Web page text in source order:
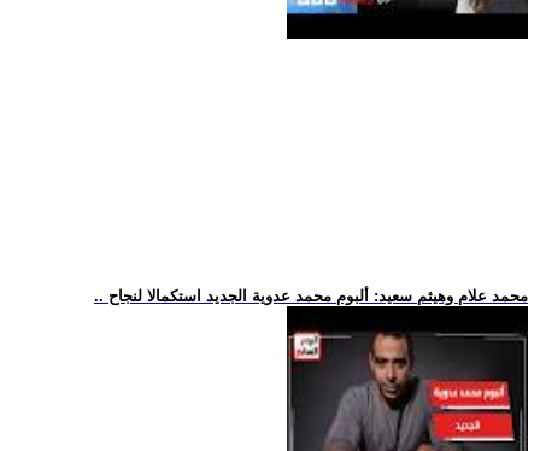
.. محمد علام وهيثم سعيد: ألبوم محمد عدوية الجديد استكمالا لنجاح